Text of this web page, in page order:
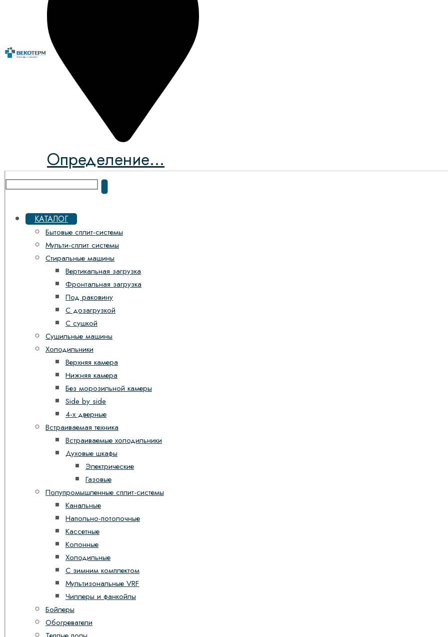
Определение...
КАТАЛОГ
Бытовые сплит-системы
Мульти-сплит системы
Стиральные машины
Вертикальная загрузка
Фронтальная загрузка
Под раковину
С дозагрузкой
С сушкой
Сушильные машины
Холодильники
Верхняя камера
Нижняя камера
Без морозильной камеры
Side by side
4-х дверные
Встраиваемая техника
Встраиваемые холодильники
Духовые шкафы
Электрические
Газовые
Полупромышленные сплит-системы
Канальные
Напольно-потолочные
Кассетные
Колонные
Холодильные
С зимним комплектом
Мультизональные VRF
Чиллеры и фанкойлы
Бойлеры
Обогреватели